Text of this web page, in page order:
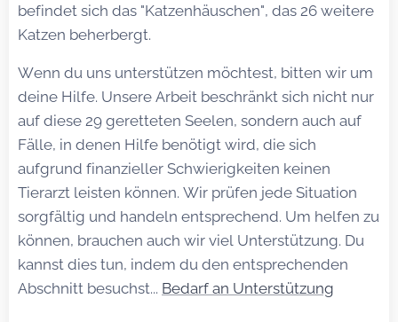
befindet sich das "Katzenhäuschen", das 26 weitere
Katzen beherbergt.
Wenn du uns unterstützen möchtest, bitten wir um
deine Hilfe. Unsere Arbeit beschränkt sich nicht nur
auf diese 29 geretteten Seelen, sondern auch auf
Fälle, in denen Hilfe benötigt wird, die sich
aufgrund finanzieller Schwierigkeiten keinen
Tierarzt leisten können. Wir prüfen jede Situation
sorgfältig und handeln entsprechend. Um helfen zu
können, brauchen auch wir viel Unterstützung. Du
kannst dies tun, indem du den entsprechenden
Abschnitt besuchst... Bedarf an Unterstützung